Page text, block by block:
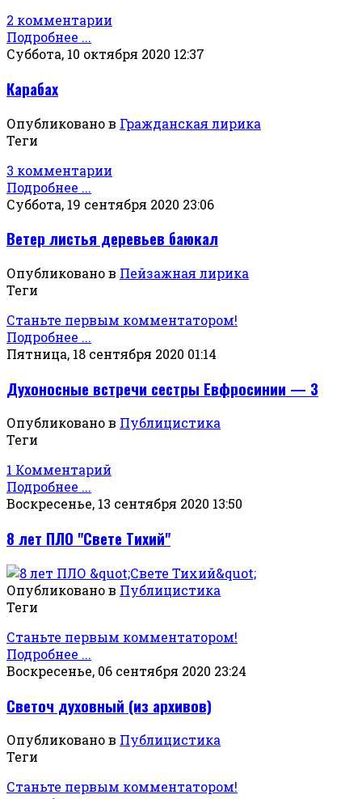
2 комментарии
Подробнее ...
Суббота, 10 октября 2020 12:37
Карабах
Опубликовано в Гражданская лирика
Теги
3 комментарии
Подробнее ...
Суббота, 19 сентября 2020 23:06
Ветер листья деревьев баюкал
Опубликовано в Пейзажная лирика
Теги
Станьте первым комментатором!
Подробнее ...
Пятница, 18 сентября 2020 01:14
Духоносные встречи сестры Евфросинии — 3
Опубликовано в Публицистика
Теги
1 Комментарий
Подробнее ...
Воскресенье, 13 сентября 2020 13:50
8 лет ПЛО "Свете Тихий"
Опубликовано в Публицистика
Теги
Станьте первым комментатором!
Подробнее ...
Воскресенье, 06 сентября 2020 23:24
Светоч духовный (из архивов)
Опубликовано в Публицистика
Теги
Станьте первым комментатором!